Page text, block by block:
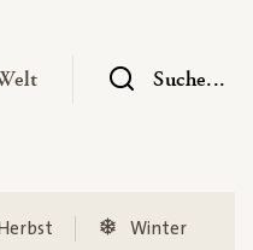
ausklappen
— UntermenüSuche...
Herbst Winter